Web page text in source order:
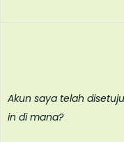
Akun saya telah
in di mana?